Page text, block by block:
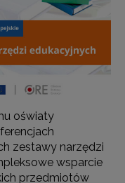
oświaty
zestawy narzędzi
wsparcie
przedmiotów